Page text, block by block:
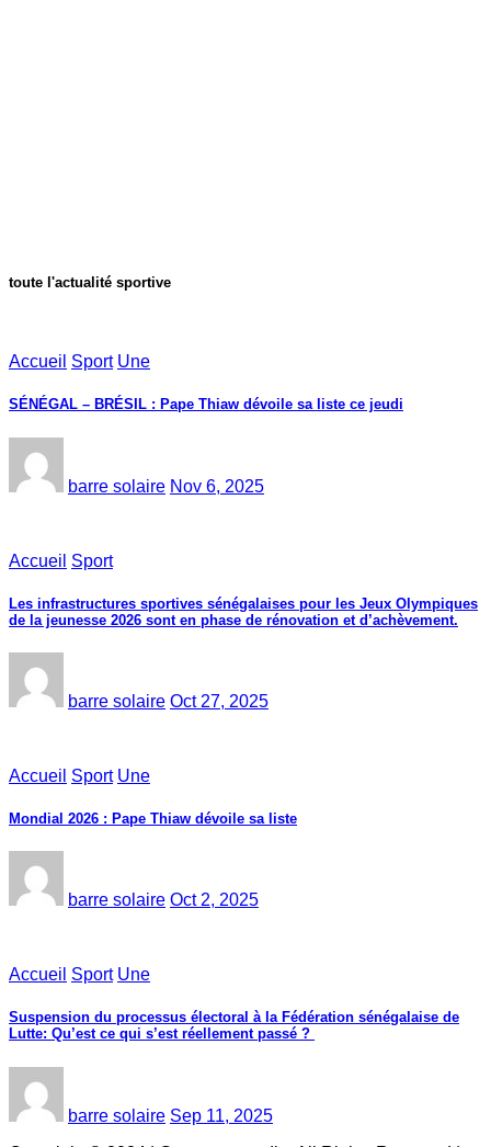
toute l'actualité sportive
Accueil Sport Une
SÉNÉGAL – BRÉSIL : Pape Thiaw dévoile sa liste ce jeudi
barre solaire Nov 6, 2025
Accueil Sport
Les infrastructures sportives sénégalaises pour les Jeux Olympiques
de la jeunesse 2026 sont en phase de rénovation et d’achèvement.
barre solaire Oct 27, 2025
Accueil Sport Une
Mondial 2026 : Pape Thiaw dévoile sa liste
barre solaire Oct 2, 2025
Accueil Sport Une
‎Suspension du processus électoral à la Fédération sénégalaise de
Lutte: Qu’est ce qui s’est réellement passé ? ‎‎
barre solaire Sep 11, 2025